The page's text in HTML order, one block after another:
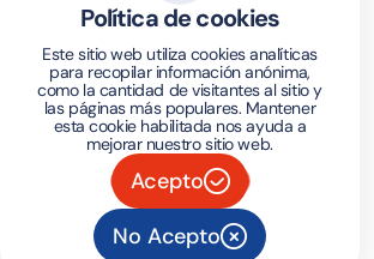
Política de cookies
Este sitio web utiliza cookies analíticas
para recopilar información anónima,
como la cantidad de visitantes al sitio y
las páginas más populares. Mantener
esta cookie habilitada nos ayuda a
mejorar nuestro sitio web.
Acepto
No Acepto